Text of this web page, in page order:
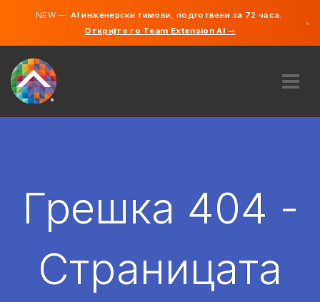
NEW —AI инженерски тимови, подготвени за 72 часа.
Откријте го Team Extension AI →
×
АНГАЖИРАЈ
Грешка 404 -
Страницата